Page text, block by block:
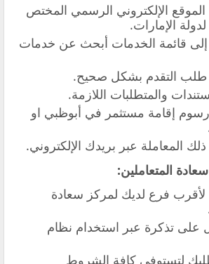
الموقع الإلكتروني الرسمي المختص
لدولة الإمارات.
قائمة الخدمات أبحث عن خدمات
التقدم بشكل صحيح.
والمتطلبات اللازمة.
إقامة مستثمر في أبوظبي او
المعاملة عبر بريدك الإلكتروني.
المتعاملين:
لأقرب فرع لديك لمركز سعادة
تذكرة عبر استخدام نظام
لتستوفي كافة الشروط